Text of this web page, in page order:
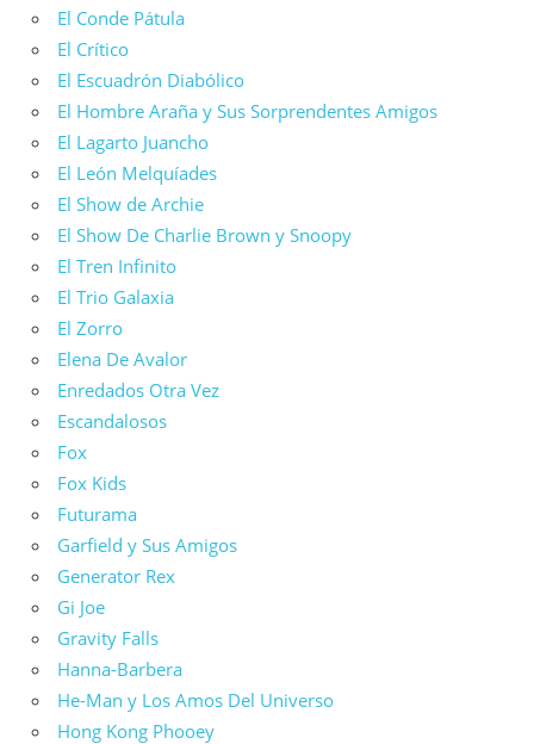
El Conde Pátula
El Crítico
El Escuadrón Diabólico
El Hombre Araña y Sus Sorprendentes Amigos
El Lagarto Juancho
El León Melquíades
El Show de Archie
El Show De Charlie Brown y Snoopy
El Tren Infinito
El Trio Galaxia
El Zorro
Elena De Avalor
Enredados Otra Vez
Escandalosos
Fox
Fox Kids
Futurama
Garfield y Sus Amigos
Generator Rex
Gi Joe
Gravity Falls
Hanna-Barbera
He-Man y Los Amos Del Universo
Hong Kong Phooey